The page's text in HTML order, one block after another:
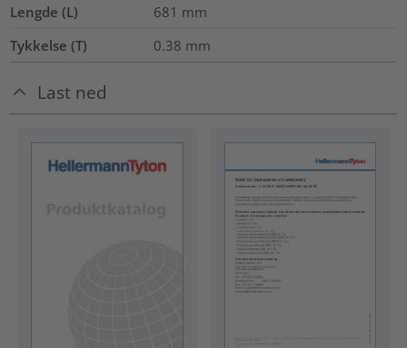
Lengde (L) 681 mm
Tykkelse (T)
0.38 mm
Last ned